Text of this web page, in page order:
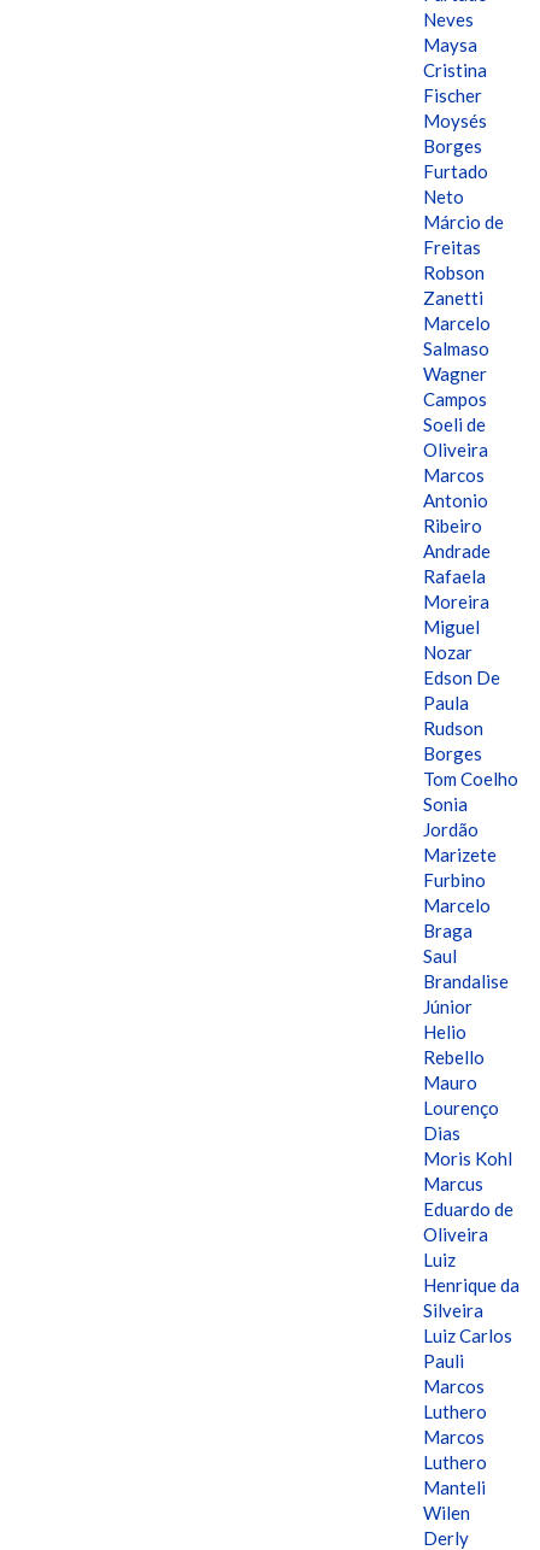
Neves
Maysa
Cristina
Fischer
Moysés
Borges
Furtado
Neto
Márcio de
Freitas
Robson
Zanetti
Marcelo
Salmaso
Wagner
Campos
Soeli de
Oliveira
Marcos
Antonio
Ribeiro
Andrade
Rafaela
Moreira
Miguel
Nozar
Edson De
Paula
Rudson
Borges
Tom Coelho
Sonia
Jordão
Marizete
Furbino
Marcelo
Braga
Saul
Brandalise
Júnior
Helio
Rebello
Mauro
Lourenço
Dias
Moris Kohl
Marcus
Eduardo de
Oliveira
Luiz
Henrique da
Silveira
Luiz Carlos
Pauli
Marcos
Luthero
Marcos
Luthero
Manteli
Wilen
Derly